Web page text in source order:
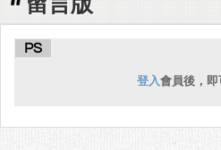
容和問卷結果進行比對後，得出部分
也有同學使
用過AI學習科系統作為學習的方式，
數的靜心學生都認為利用傳統書本上
AI科技。而大多數的靜心學生認為AI
留言版
PS
登入會員後，即